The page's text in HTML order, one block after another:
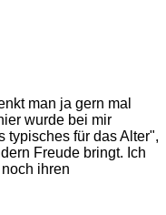
man ja gern mal
wurde bei mir
typisches für das Alter",
Freude bringt. Ich
ihren